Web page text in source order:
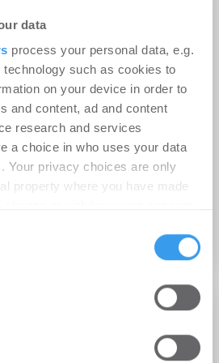
data
process your personal data, e.g.
such as cookies to
on your device in order to
and content, ad and content
research and services
a choice in who uses your data
Your privacy choices are only
property where you have made
your personal data is processed
in the
content and ads, to
20
für Kartenansicht